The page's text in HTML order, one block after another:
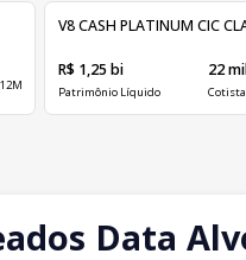
V8 CASH PLATINUM CIC
R$ 1,25 bi
Patrimônio Líquido
22
Data